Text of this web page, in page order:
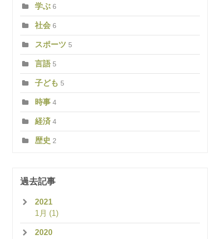
学ぶ 6
社会 6
スポーツ 5
言語 5
子ども 5
時事 4
経済 4
歴史 2
過去記事
2021
1月 (1)
2020